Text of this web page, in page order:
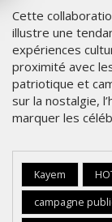
Cette
illustre une
expériences
proximité avec
patriotique et
sur la nostalgie,
marquer les
Kayem
campagne